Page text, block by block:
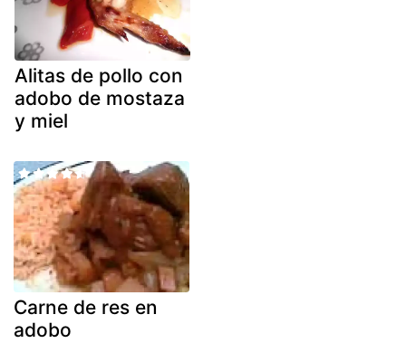
Alitas de pollo con
adobo de mostaza
y miel
Carne de res en
adobo